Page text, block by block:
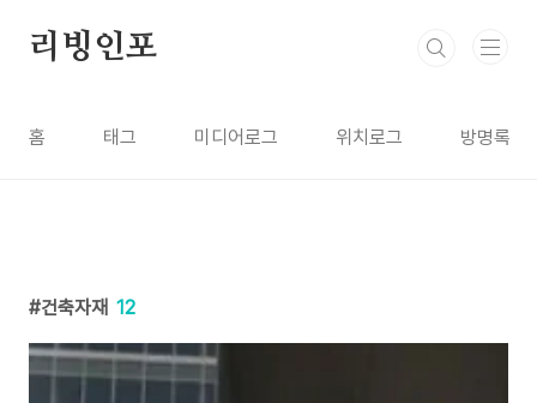
리빙인포
홈 태그 미디어로그 위치로그 방명록
건축자재 12